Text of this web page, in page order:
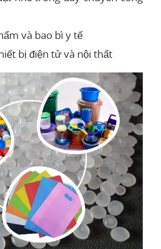
và bao bì y tế
bị điện tử và nội thất